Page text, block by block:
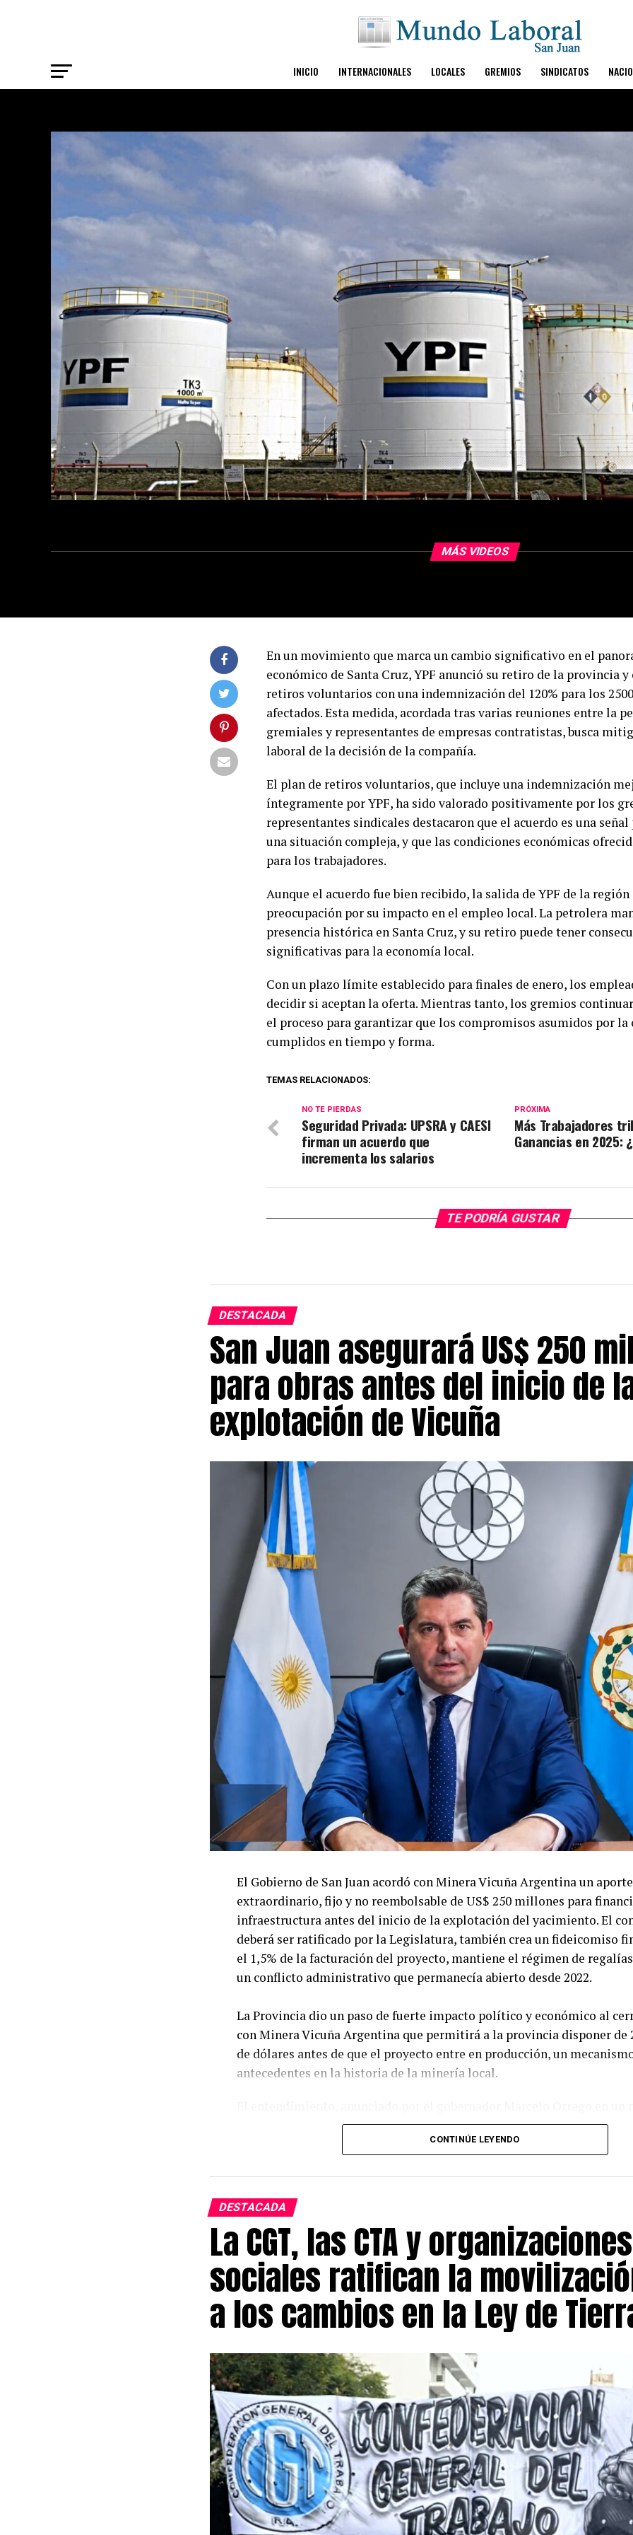
INICIO INTERNACIONALES LOCALES GREMIOS SINDICATOS
MÁS VIDEOS
En un movimiento que marca un cambio significativo en el
económico de Santa Cruz, YPF anunció su retiro de la provincia
retiros voluntarios con una indemnización del 120% para los
afectados. Esta medida, acordada tras varias reuniones entre la
gremiales y representantes de empresas contratistas, busca
laboral de la decisión de la compañía.
El plan de retiros voluntarios, que incluye una indemnización
íntegramente por YPF, ha sido valorado positivamente por los
representantes sindicales destacaron que el acuerdo es una
una situación compleja, y que las condiciones económicas
para los trabajadores.
Aunque el acuerdo fue bien recibido, la salida de YPF de la región
preocupación por su impacto en el empleo local. La petrolera
presencia histórica en Santa Cruz, y su retiro puede tener
significativas para la economía local.
Con un plazo límite establecido para finales de enero, los
decidir si aceptan la oferta. Mientras tanto, los gremios
el proceso para garantizar que los compromisos asumidos por la
cumplidos en tiempo y forma.
TEMAS RELACIONADOS:
PRÓXIMA
Más Trabajadores
Ganancias en 2025:
NO TE PIERDAS
Seguridad Privada: UPSRA y CAESI
firman un acuerdo que
incrementa los salarios
TE PODRÍA GUSTAR
DESTACADA
San Juan asegurará US$ 250
para obras antes del inicio de
explotación de Vicuña
El Gobierno de San Juan acordó con Minera Vicuña Argentina un aporte
extraordinario, fijo y no reembolsable de US$ 250 millones para
infraestructura antes del inicio de la explotación del yacimiento. El
deberá ser ratificado por la Legislatura, también crea un fideicomiso
el 1,5% de la facturación del proyecto, mantiene el régimen de
un conflicto administrativo que permanecía abierto desde 2022.
La Provincia dio un paso de fuerte impacto político y económico al
con Minera Vicuña Argentina que permitirá a la provincia disponer de
de dólares antes de que el proyecto entre en producción, un
antecedentes en la historia de la minería local.
emitido por Cadena Provincial, establece un aporte extraordinario
el mandatario, será fijo, no reembolsable y no compensable, una
del emprendimiento.
El convenio será enviado a la Cámara de Diputados para su
totalidad de esos fondos a obras de infraestructura vial, hídrica y de
decisión apunta a acelerar inversiones consideradas prioritarias para
provincial sin esperar el inicio de la explotación comercial del
consecuente ingreso de regalías.
Más allá del desembolso inicial, el pacto incorpora un esquema de
recibirá un aporte equivalente al 1,5% del valor bruto de facturación
Vicuña. Esos recursos serán administrados, auditados y ejecutados por
provincial bajo los procedimientos previstos en la legislación de
pública.
El convenio, además, ratifica el régimen vigente de regalías mineras,
fijado en el 3% del valor bruto de facturación una vez iniciada la etapa
Uno de los puntos centrales del entendimiento es que también
controversia administrativa originada en 2022 por la aplicación de la
CONTINÚE LEYENDO
DESTACADA
La CGT, las CTA y organizaciones
sociales ratifican la
a los cambios en la Ley de